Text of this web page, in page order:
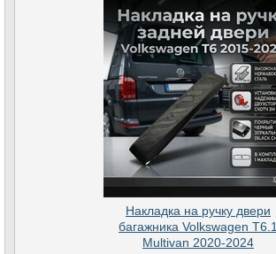
Накладка на ручку двери
багажника Volkswagen T6.1
Multivan 2020-2024